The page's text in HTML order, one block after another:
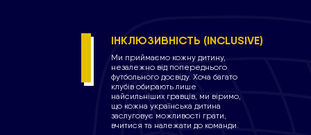
ІНКЛЮЗИВНІСТЬ (INCLUSIVE)
Ми приймаємо кожну дитину,
незалежно від попереднього
футбольного досвіду. Хоча багато
клубів обирають лише
найсильніших гравців, ми віримо,
що кожна українська дитина
заслуговує можливості грати,
вчитися та належати до команди.
I
I